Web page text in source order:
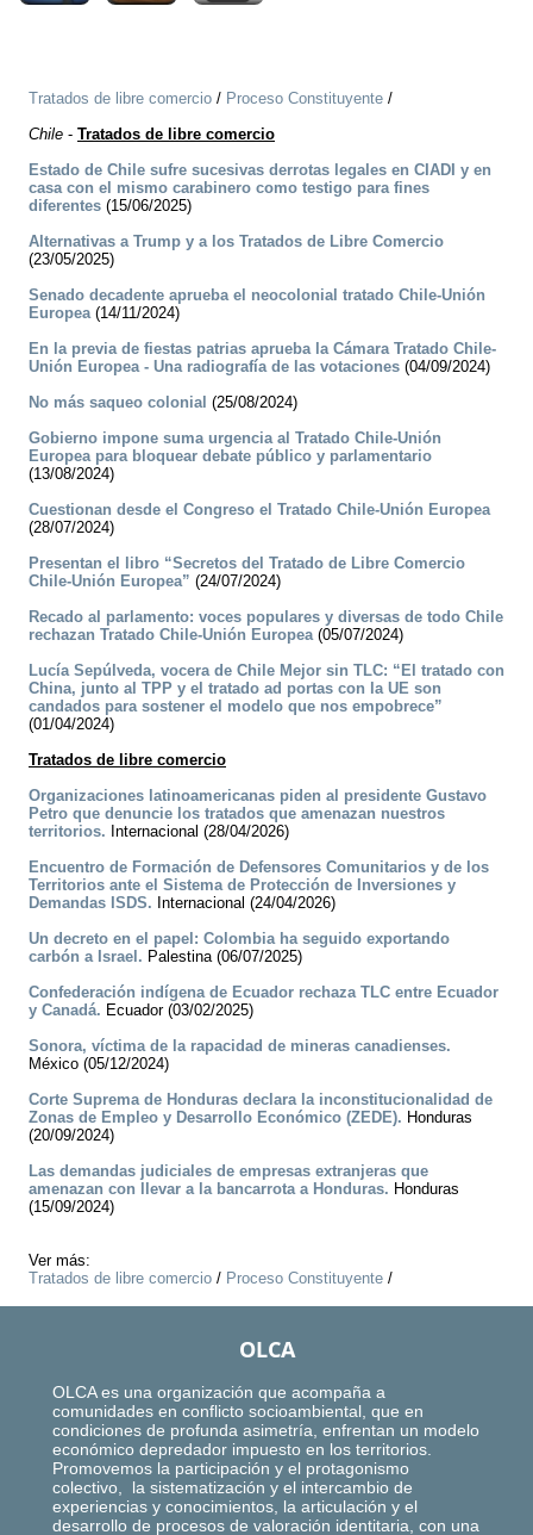
Tratados de libre comercio / Proceso Constituyente /
Chile - Tratados de libre comercio
Estado de Chile sufre sucesivas derrotas legales en CIADI y en
casa con el mismo carabinero como testigo para fines
diferentes (15/06/2025)
Alternativas a Trump y a los Tratados de Libre Comercio
(23/05/2025)
Senado decadente aprueba el neocolonial tratado Chile-Unión
Europea(14/11/2024)
En la previa de fiestas patrias aprueba la Cámara Tratado Chile-
Unión Europea - Una radiografía de las votaciones (04/09/2024)
No más saqueo colonial (25/08/2024)
Gobierno impone suma urgencia al Tratado Chile-Unión
Europea para bloquear debate público y parlamentario
(13/08/2024)
Cuestionan desde el Congreso el Tratado Chile-Unión Europea
(28/07/2024)
Presentan el libro “Secretos del Tratado de Libre Comercio
Chile-Unión Europea” (24/07/2024)
Recado al parlamento: voces populares y diversas de todo Chile
rechazan Tratado Chile-Unión Europea(05/07/2024)
Lucía Sepúlveda, vocera de Chile Mejor sin TLC: “El tratado con
China, junto al TPP y el tratado ad portas con la UE son
candados para sostener el modelo que nos empobrece”
(01/04/2024)
Tratados de libre comercio
Organizaciones latinoamericanas piden al presidente Gustavo
Petro que denuncie los tratados que amenazan nuestros
territorios. Internacional (28/04/2026)
Encuentro de Formación de Defensores Comunitarios y de los
Territorios ante el Sistema de Protección de Inversiones y
Demandas ISDS. Internacional (24/04/2026)
Un decreto en el papel: Colombia ha seguido exportando
carbón a Israel. Palestina (06/07/2025)
Confederación indígena de Ecuador rechaza TLC entre Ecuador
y Canadá. Ecuador (03/02/2025)
Sonora, víctima de la rapacidad de mineras canadienses.
México (05/12/2024)
Corte Suprema de Honduras declara la inconstitucionalidad de
Zonas de Empleo y Desarrollo Económico (ZEDE). Honduras
(20/09/2024)
Las demandas judiciales de empresas extranjeras que
amenazan con llevar a la bancarrota a Honduras. Honduras
(15/09/2024)
Ver más:
Tratados de libre comercio / Proceso Constituyente /
OLCA
OLCA es una organización que acompaña a
comunidades en conflicto socioambiental, que en
condiciones de profunda asimetría, enfrentan un modelo
económico depredador impuesto en los territorios.
Promovemos la participación y el protagonismo
colectivo, la sistematización y el intercambio de
experiencias y conocimientos, la articulación y el
desarrollo de procesos de valoración identitaria, con una